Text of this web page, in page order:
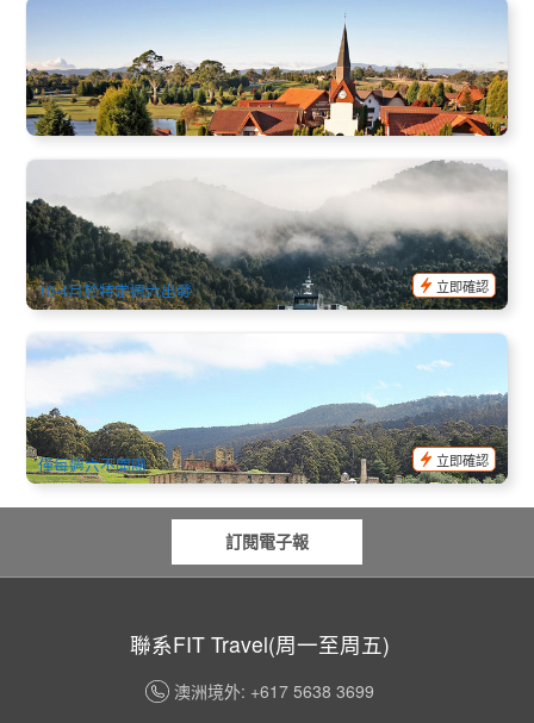
0 已預訂
TAS06230
塔斯馬尼亞│發現自然之美6日遊英文團│霍巴特進出Discovery
6
445 已預訂
AUD $2,062.00 $2,165.00
TAS06177
10-4月於特定週六出發
立即確認
古老監獄遺址 亞瑟港1日遊(英文, 霍巴特出發) 英文
79 已預訂
AUD $161.00 $180.00
TAS06235
僅每週六不開團
立即確認
訂閱電子報
聯系FIT Travel(周一至周五)
澳洲境外: +617 5638 3699